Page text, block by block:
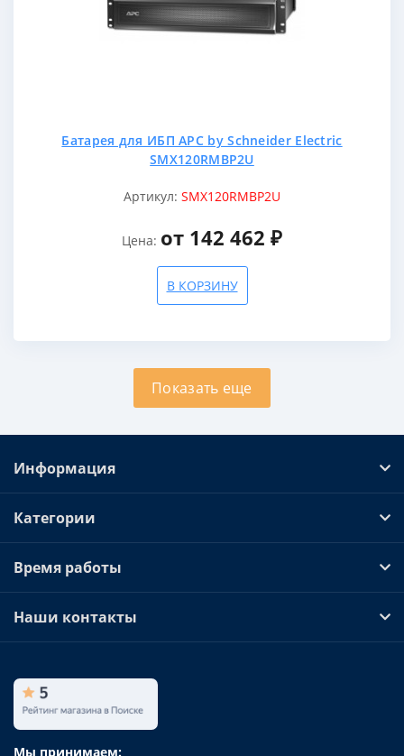
Батарея для ИБП APC by Schneider Electric
SMX120RMBP2U
Артикул: SMX120RMBP2U
Цена: от 142 462 ₽
В КОРЗИНУ
Показать еще
Информация
Категории
Время работы
Наши контакты
Мы принимаем: